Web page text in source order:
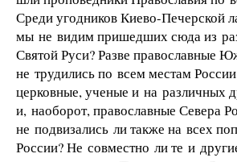
Среди угодников Киево-Печерской
мы не видим пришедших сюда из
Святой Руси? Разве православные
не трудились по всем местам
церковные, ученые и на различных
и, наоборот, православные Севера
не подвизались ли также на всех
России? Не совместно ли те и